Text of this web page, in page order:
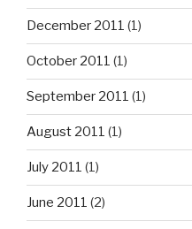
December 2011 (1)
October 2011 (1)
September 2011 (1)
August 2011 (1)
July 2011 (1)
June 2011 (2)